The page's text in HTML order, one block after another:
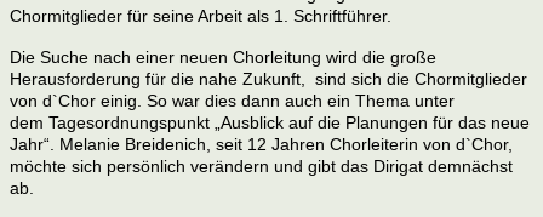
Chormitglieder für seine Arbeit als 1. Schriftführer.
Die Suche nach einer neuen Chorleitung wird die große
Herausforderung für die nahe Zukunft, sind sich die Chormitglieder
von d`Chor einig. So war dies dann auch ein Thema unter
dem Tagesordnungspunkt „Ausblick auf die Planungen für das neue
Jahr“. Melanie Breidenich, seit 12 Jahren Chorleiterin von d`Chor,
möchte sich persönlich verändern und gibt das Dirigat demnächst
ab.